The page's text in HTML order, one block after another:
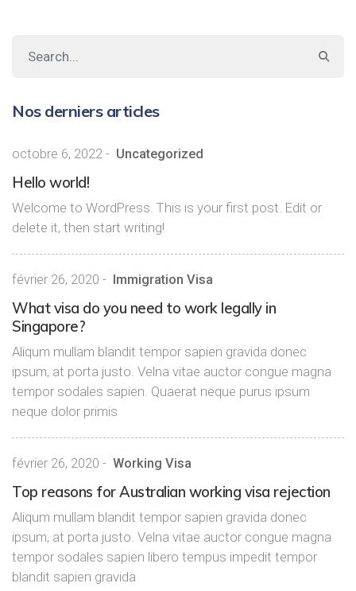
Nos derniers articles
octobre 6, 2022 - Uncategorized
Hello world!
Welcome to WordPress. This is your first post. Edit or
delete it, then start writing!
février 26, 2020 - Immigration Visa
What visa do you need to work legally in
Singapore?
Aliqum mullam blandit tempor sapien gravida donec
ipsum, at porta justo. Velna vitae auctor congue magna
tempor sodales sapien. Quaerat neque purus ipsum
neque dolor primis
février 26, 2020 - Working Visa
Top reasons for Australian working visa rejection
Aliqum mullam blandit tempor sapien gravida donec
ipsum, at porta justo. Velna vitae auctor congue magna
tempor sodales sapien libero tempus impedit tempor
blandit sapien gravida